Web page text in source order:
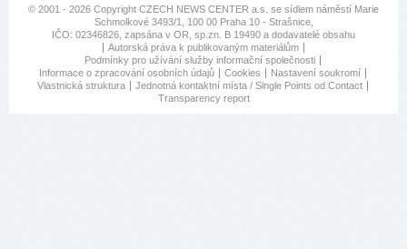
© 2001 - 2026 Copyright CZECH NEWS CENTER a.s. se sídlem náměstí Marie
Schmolkové 3493/1, 100 00 Praha 10 - Strašnice,
IČO: 02346826, zapsána v OR, sp.zn. B 19490 a dodavatelé obsahu
Autorská práva k publikovaným materiálům
Podmínky pro užívání služby informační společnosti
Informace o zpracování osobních údajů
Cookies
Nastavení soukromí
Vlastnická struktura
Jednotná kontaktní místa / Single Points od Contact
Transparency report